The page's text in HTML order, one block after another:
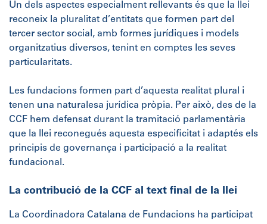
Un dels aspectes especialment rellevants és que la llei
reconeix la pluralitat d’entitats que formen part del
tercer sector social, amb formes jurídiques i models
organitzatius diversos, tenint en comptes les seves
particularitats.
Les fundacions formen part d’aquesta realitat plural i
tenen una naturalesa jurídica pròpia. Per això, des de la
CCF hem defensat durant la tramitació parlamentària
que la llei reconegués aquesta especificitat i adaptés els
principis de governança i participació a la realitat
fundacional.
La contribució de la CCF al text final de la llei
La Coordinadora Catalana de Fundacions ha participat